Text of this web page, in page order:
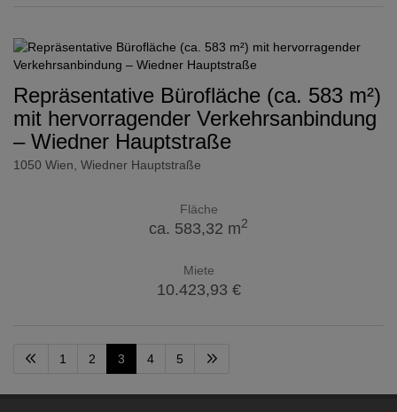
Repräsentative Bürofläche (ca. 583 m²)
mit hervorragender Verkehrsanbindung
– Wiedner Hauptstraße
1050 Wien , Wiedner Hauptstraße
Fläche
ca. 583,32 m2
Miete
10.423,93 €
1 2 3 4 5